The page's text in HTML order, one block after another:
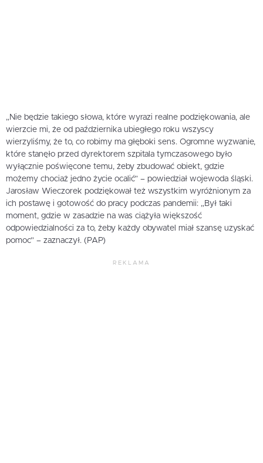
„Nie będzie takiego słowa, które wyrazi realne podziękowania, ale
wierzcie mi, że od października ubiegłego roku wszyscy
wierzyliśmy, że to, co robimy ma głęboki sens. Ogromne wyzwanie,
które stanęło przed dyrektorem szpitala tymczasowego było
wyłącznie poświęcone temu, żeby zbudować obiekt, gdzie
możemy chociaż jedno życie ocalić” – powiedział wojewoda śląski.
Jarosław Wieczorek podziękował też wszystkim wyróżnionym za
ich postawę i gotowość do pracy podczas pandemii: „Był taki
moment, gdzie w zasadzie na was ciążyła większość
odpowiedzialności za to, żeby każdy obywatel miał szansę uzyskać
pomoc” – zaznaczył. (PAP)
REKLAMA